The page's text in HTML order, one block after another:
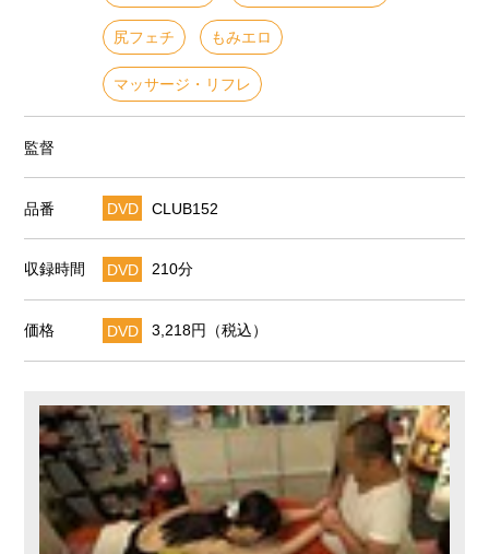
尻フェチ もみエロ
マッサージ・リフレ
監督
品番 DVD CLUB152
収録時間 DVD 210分
価格 DVD 3,218円（税込）